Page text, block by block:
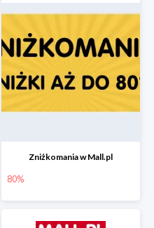
Zniżkomania w Mall.pl
80%